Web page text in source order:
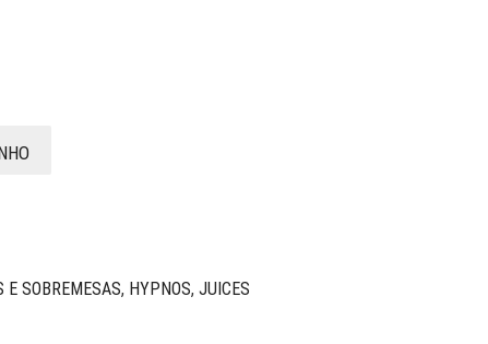
E SOBREMESAS, HYPNOS, JUICES